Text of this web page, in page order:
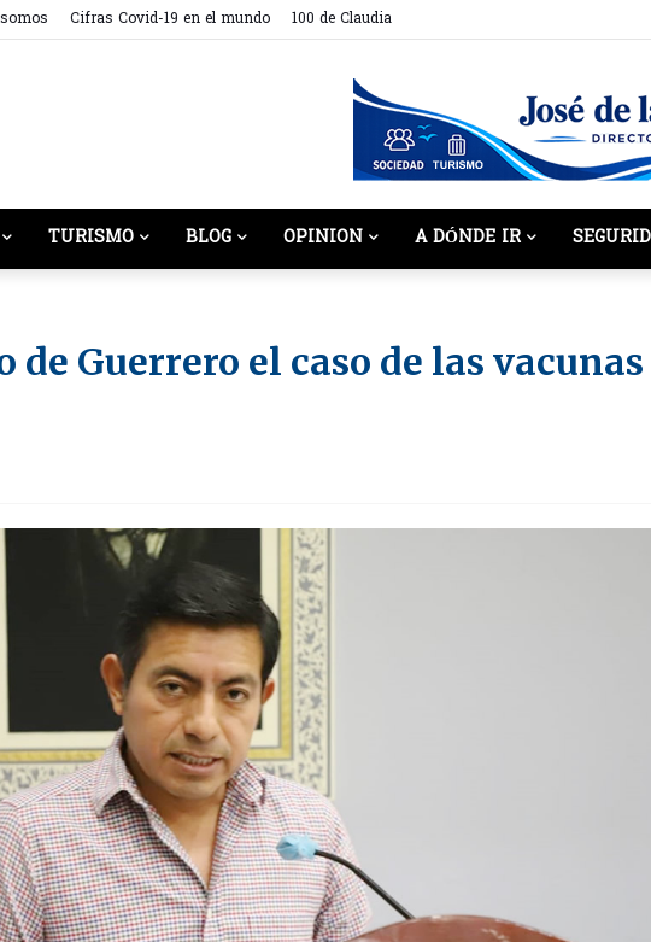
Cifras Covid-19 en el mundo 100 de Claudia
TURISMO BLOG OPINION A DÓNDE IR
de Guerrero el caso de las vacunas